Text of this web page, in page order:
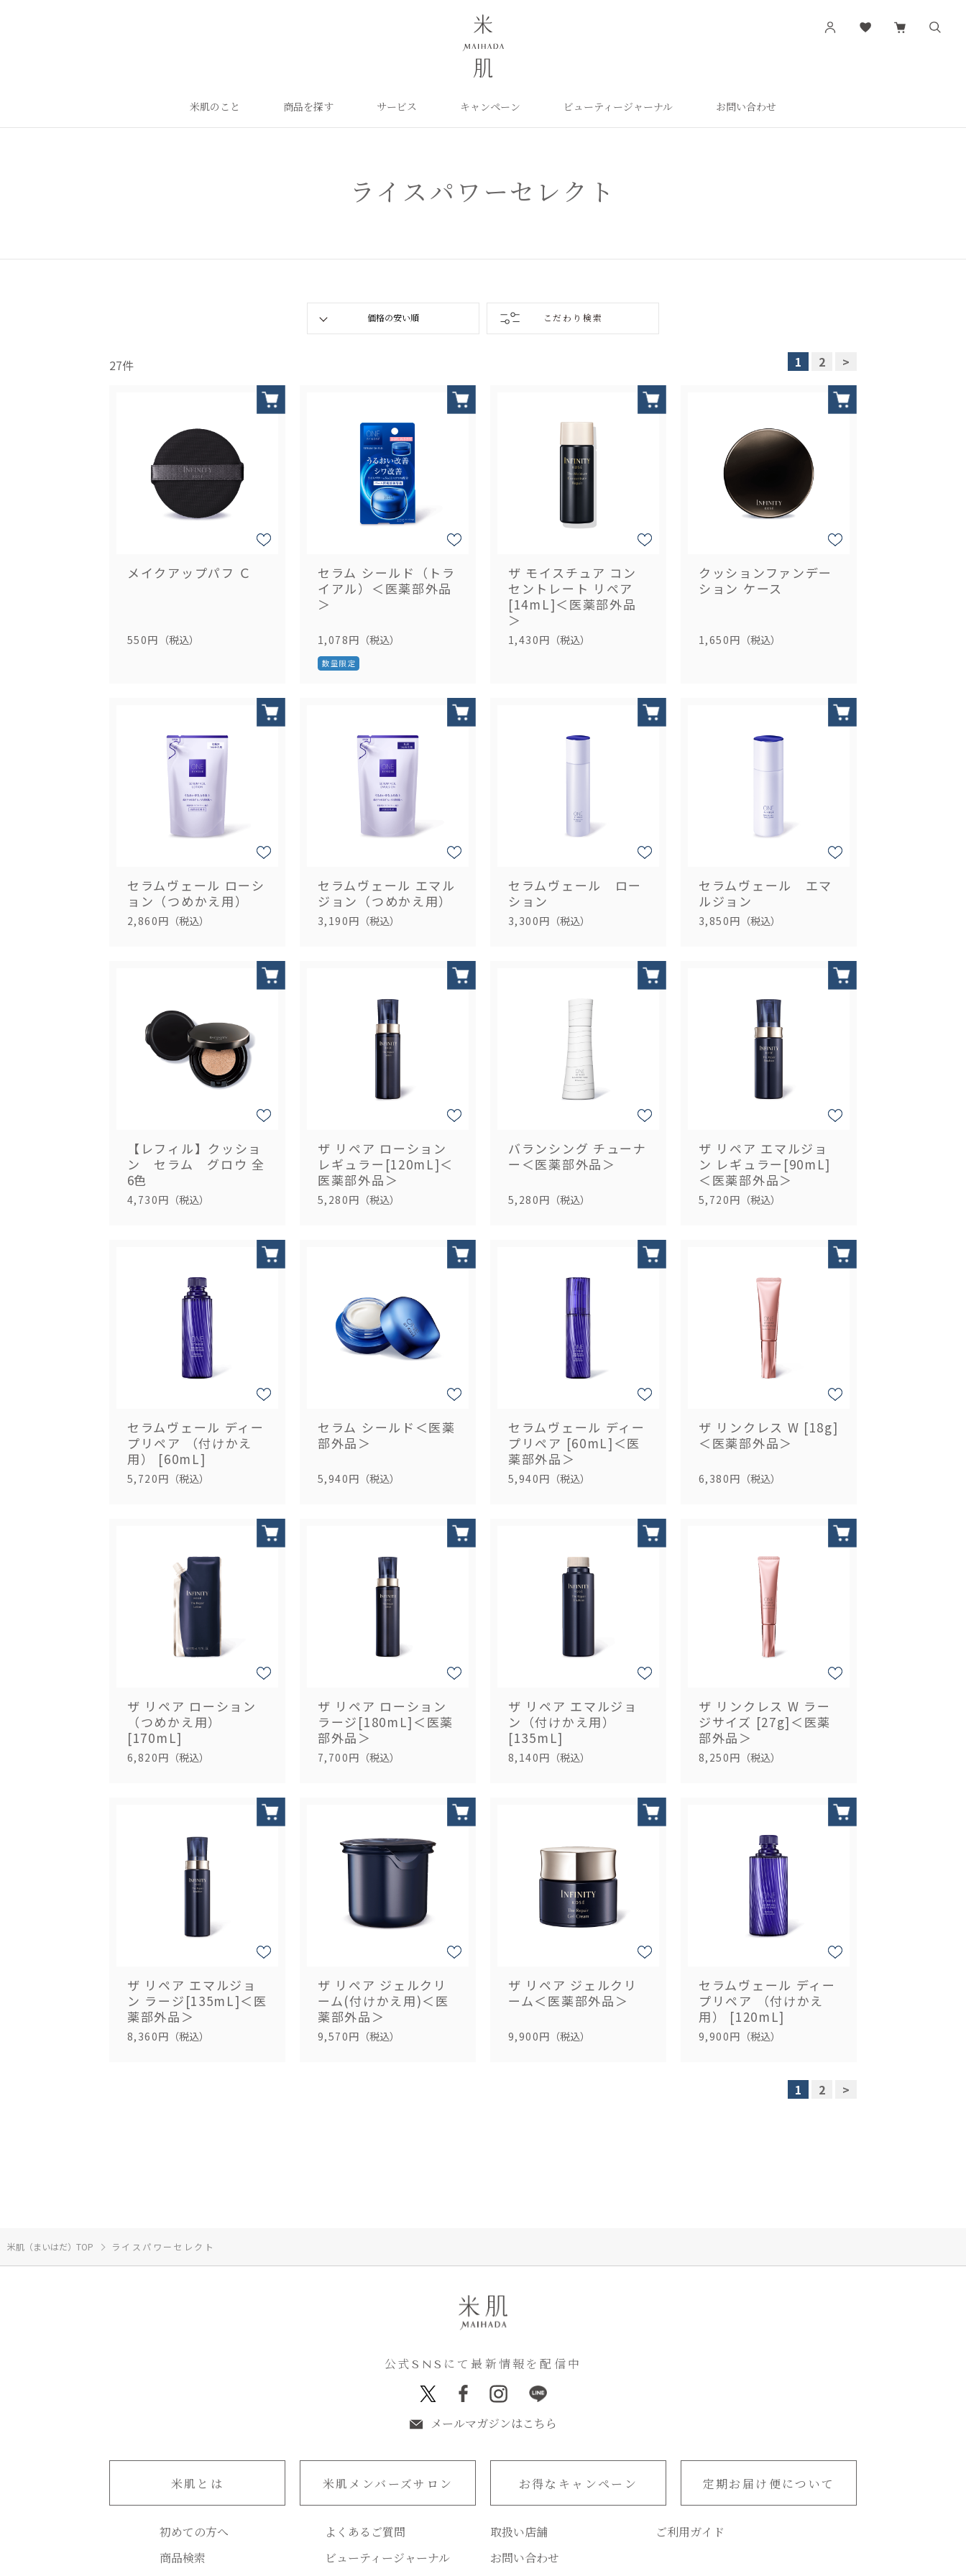
米肌のこと 商品を探す
すべての商品
角質ふきとり美容液
オイル
クリーム
雑貨
ライスパワーセレクト
毛穴ケア
美白ケア
サービス キャンペーン ビューティージャーナル お問い合わせ
ライスパワーセレクト
こだわり検索
27件 1 2 >
メイクアップパフ Ｃ
550円 （税込）
セラム シールド（トラ
イアル）＜医薬部外品
＞
1,078円 （税込）
ザ モイスチュア コン
セントレート リペア
[14mL]＜医薬部外品
＞
1,430円 （税込）
クッションファンデー
ション ケース
1,650円 （税込）
セラムヴェール ローシ
ョン（つめかえ用）
2,860円 （税込）
セラムヴェール エマル
ジョン（つめかえ用）
3,190円 （税込）
セラムヴェール ロー
ション
3,300円 （税込）
セラムヴェール エマ
ルジョン
3,850円 （税込）
【レフィル】クッショ
ン セラム グロウ 全
6色
4,730円 （税込）
ザ リペア ローション
レギュラー[120mL]＜
医薬部外品＞
5,280円 （税込）
バランシング チューナ
ー＜医薬部外品＞
5,280円 （税込）
ザ リペア エマルジョ
ン レギュラー[90mL]
＜医薬部外品＞
5,720円 （税込）
セラムヴェール ディー
プリペア （付けかえ
用） [60mL]
5,720円 （税込）
セラム シールド＜医薬
部外品＞
5,940円 （税込）
セラムヴェール ディー
プリペア [60mL]＜医
薬部外品＞
5,940円 （税込）
ザ リンクレス W [18g]
＜医薬部外品＞
6,380円 （税込）
ザ リペア ローション
（つめかえ用）
[170mL]
6,820円 （税込）
ザ リペア ローション
ラージ[180mL]＜医薬
部外品＞
7,700円 （税込）
ザ リペア エマルジョ
ン（付けかえ用）
[135mL]
8,140円 （税込）
ザ リンクレス W ラー
ジサイズ [27g]＜医薬
部外品＞
8,250円 （税込）
ザ リペア エマルジョ
ン ラージ[135mL]＜医
薬部外品＞
8,360円 （税込）
ザ リペア ジェルクリ
ーム(付けかえ用)＜医
薬部外品＞
9,570円 （税込）
ザ リペア ジェルクリ
ーム＜医薬部外品＞
9,900円 （税込）
セラムヴェール ディー
プリペア （付けかえ
用） [120mL]
9,900円 （税込）
1 2 >
米肌（まいはだ）TOP ライスパワーセレクト
公式SNSにて最新情報を配信中
メールマガジンはこちら
米肌とは 米肌メンバーズサロン お得なキャンペーン 定期お届け便について
初めての方へ よくあるご質問 取扱い店舗
ご利用ガイド
商品検索
ビューティージャーナル お問い合わせ